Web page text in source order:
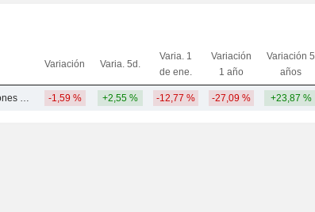
Variación Varia. 5d.
Varia. 1
de ene.
Variación
1 año
Variación 5
años
Otros servicios de telecomunicaciones inalámbricas -1,59 % +2,55 % -12,77 % -27,09 % +23,87 %